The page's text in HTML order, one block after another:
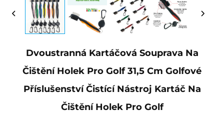
Dvoustranná Kartáčová Souprava Na
Čištění Holek Pro Golf 31,5 Cm Golfové
Příslušenství Čistící Nástroj Kartáč Na
Čištění Holek Pro Golf